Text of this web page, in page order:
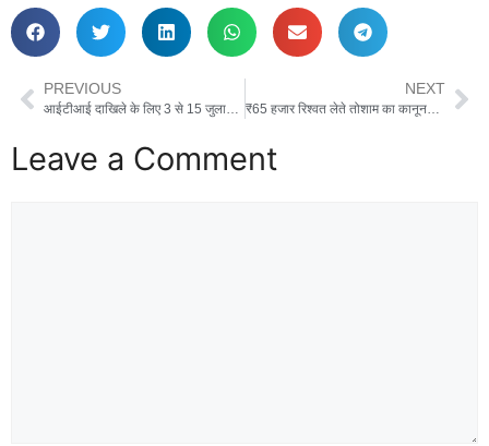
PREVIOUS
आईटीआई दाखिले के लिए 3 से 15 जुलाई तक होगी ट्रेड चॉइस फिलिंग
NEXT
₹65 हजार रिश्वत लेते तोशाम का कानूनगो रंगे हाथ गिरफ्तार
Leave a Comment